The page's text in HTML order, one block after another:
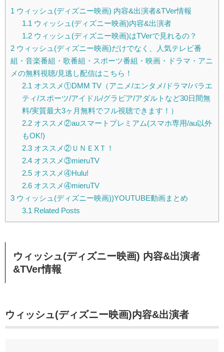
1 ウィッシュ(ディズニー映画) 内容&出演者&TVer情報
1.1 ウィッシュ(ディズニー映画)内容&出演者
1.2ウィッシュ(ディズニー映画)はTVerで見れるの？
2 ウィッシュ(ディズニー映画)だけでなく、人気テレビ番
組・音楽番組・歌番組・スポーツ番組・映画・ドラマ・アニ
メの無料視聴/見逃し配信はこちら！
2.1 オススメ①DMM TV（アニメ/エンタメ/ドラマ/バラエ
ティ/スポーツ/アイドル/グラビア/アダルトなど30日間無
料/実質最大3ヶ月無料でフル視聴できます！）
2.2オススメ②auスマートプレミアム(スマホ専用/au以外
もOK!)
2.3オススメ②ＵＮＥXＴ！
2.4オススメ③mieruTV
2.5オススメ④Hulu!
2.6オススメ④mieruTV
3 ウィッシュ(ディズニー映画))YOUTUBE動画まとめ
3.1 Related Posts
ウィッシュ(ディズニー映画) 内容&出演者
&TVer情報
ウィッシュ(ディズニー映画)内容&出演者